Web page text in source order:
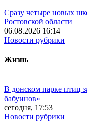
Сразу четыре новых
Ростовской области
06.08.2026 16:14
Новости рубрики
Жизнь
В донском парке птиц
бабуинов»
сегодня, 17:53
Новости рубрики